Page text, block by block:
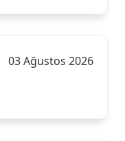
03 Ağustos 2026